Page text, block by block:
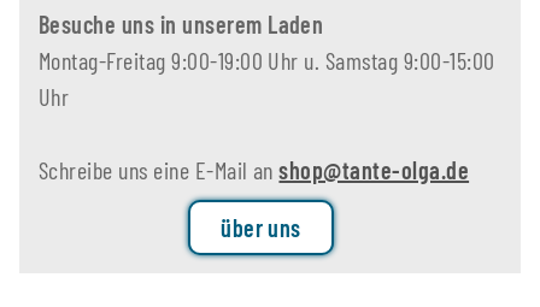
Besuche uns in unserem Laden
Montag-Freitag 9:00-19:00 Uhr u. Samstag 9:00-15:00
Uhr
Schreibe uns eine E-Mail anshop@tante-olga.de
über uns